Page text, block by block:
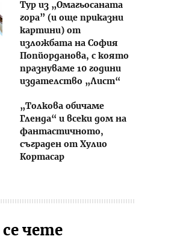
Тур из „Омагьосаната
гора” (и още приказни
картини) от
изложбата на София
Попйорданова, с която
празнуваме 10 години
издателство „Лист“
„Толкова обичаме
Гленда“ и всеки дом на
фантастичното,
съграден от Хулио
Кортасар
се чете